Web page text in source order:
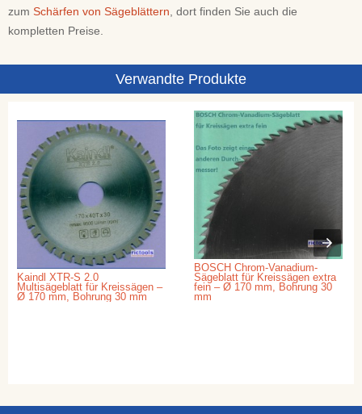
zum Schärfen von Sägeblättern, dort finden Sie auch die
kompletten Preise.
Verwandte Produkte
Kaindl XTR-S 2.0
Multisägeblatt für Kreissägen –
Ø 170 mm, Bohrung 30 mm
BOSCH Chrom-Vanadium-
Sägeblatt für Kreissägen extra
fein – Ø 170 mm, Bohrung 30
mm